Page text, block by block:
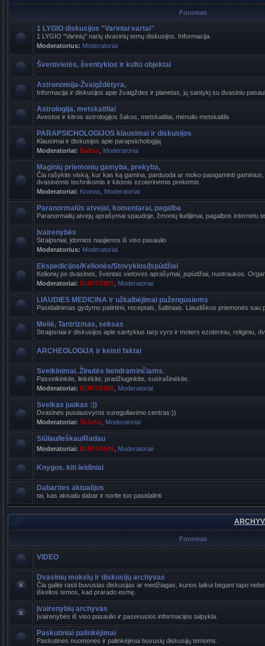
Forumas
1 LYGIO diskusijos "Variniai vartai"
1 LYGIO "Varinių" narių dvasinių temų diskusijos. Informacija.
Moderatorius: Moderatoriai
Šventvietės, šventyklos ir kulto objektai
Astronomija-Žvaigždėtyra,
Informacija ir diskusijos apie žvaigždes ir planetas, jų santykį su dvasiniu
Astrologija, metskaitliai
Avestos ir kitros astrologijos šakos, metskaitliai, mėnulio metskaitlis
PARAPSICHOLOGIJOS klausimai ir diskusijos
Klausimai ir diskusijos apie parapsichologiją
Moderatoriai: Baltas Moderatoriai
Maginių priemonių gamyba, prekyba,
Čia rašykite viską, kur kas ką gamina, parduoda ar moko pasigaminti
dvasinėmis technikomis ir kitomis ezoterinėmis prekėmis.
Moderatoriai: Kronas Moderatoriai
Paranormalūs atvejai, komentarai, pagalba
Paranormalių atvejų aprašymai spaudoje, žmonių liudijimai, pagalbos internetu
Įvairenybės
Straipsniai, įdomios naujienos iš viso pasaulio
Moderatorius: Moderatoriai
Ekspedicijos/Kelionės/Stovyklos/Įspūdžiai
Kelionių po dvasines, šventas vietoves aprašymai, įspūdžiai, nuotraukos.
Moderatoriai: BURTONIS Moderatoriai
LIAUDIES MEDICINA ir užkalbėjimai pažengusiems
Pasidalinimas gydymo patirtimi, receptais, šaltiniais. Liaudiškos priemonės sau
Meilė, Tantrizmas, seksas
Straipsniai ir diskusijos apie santykius tarp vyro ir moters ezoteriniu, religiniu,
ARCHEOLOGIJA ir keisti faktai
Sveikinimai. Žinutės bendraminčiams.
Pasveikinkite, linkėkite, pradžiuginkite, susirašinėkite.
Moderatoriai: BURTONIS Moderatoriai
Sveikas juokas :))
Dvasinės pusiausvyros sureguliavimo centras:))
Moderatoriai: Šešėlis Moderatoriai
Siūlau/Ieškau/Radau
Moderatoriai: BURTONIS Moderatoriai
Knygos. kiti leidiniai
Dabarties aktualijos
tai, kas aktualu dabar ir norite tuo pasidalinti
Forumas
VIDEO
Dvasinių mokslų ir diskusijų archyvas
Čia galite rasti buvusias diskusijas ar medžiagas, kurios laikui bėgant tapo
iškeltos temos, kad prarado esmę.
Įvairenybių archyvas
Įvairenybės iš viso pasaulio ir pasenusios informacijos talpykla.
Paskutiniai palinkėjimai
Paskutinės nuomonės ir palinkėjimai buvusių diskusijų temoms.